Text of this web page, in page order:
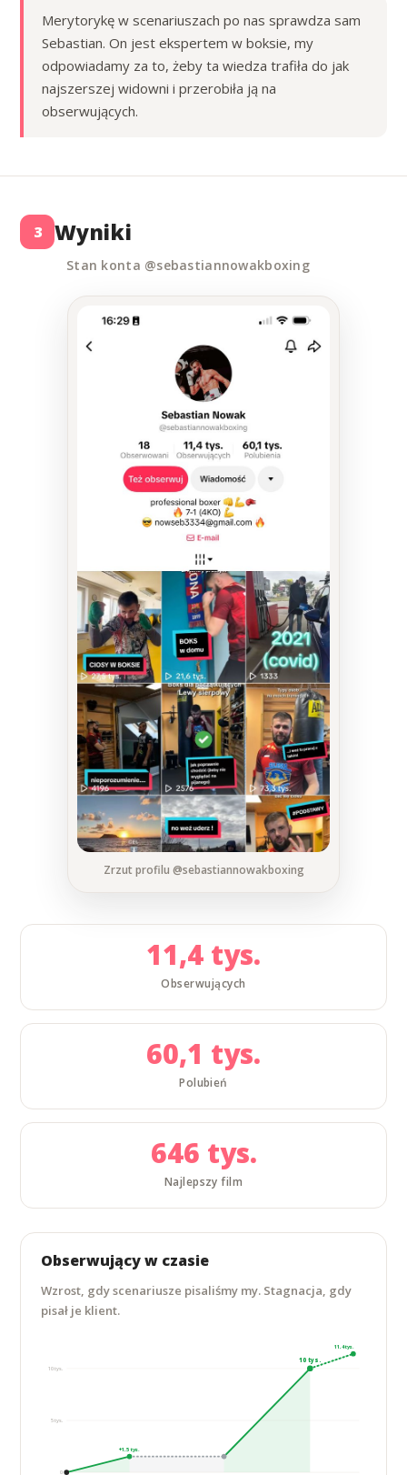
Merytorykę w scenariuszach po nas sprawdza sam
Sebastian. On jest ekspertem w boksie, my
odpowiadamy za to, żeby ta wiedza trafiła do jak
najszerszej widowni i przerobiła ją na
obserwujących.
3 Wyniki
Stan konta @sebastiannowakboxing
Zrzut profilu @sebastiannowakboxing
11,4 tys.
Obserwujących
60,1 tys.
Polubień
646 tys.
Najlepszy film
Obserwujący w czasie
Wzrost, gdy scenariusze pisaliśmy my. Stagnacja, gdy
pisał je klient.
0
5 tys.
10 tys.
+1,5 tys.
10 tys.
11,4 tys.